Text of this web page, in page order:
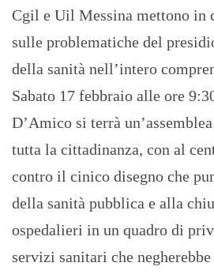
Cgil e Uil Messina mettono in
sulle problematiche del
della sanità nell’intero
Sabato 17 febbraio alle ore
D’Amico si terrà
tutta la cittadinanza, con al
contro il cinico disegno che
della sanità pubblica e alla
ospedalieri in un quadro di
servizi sanitari che